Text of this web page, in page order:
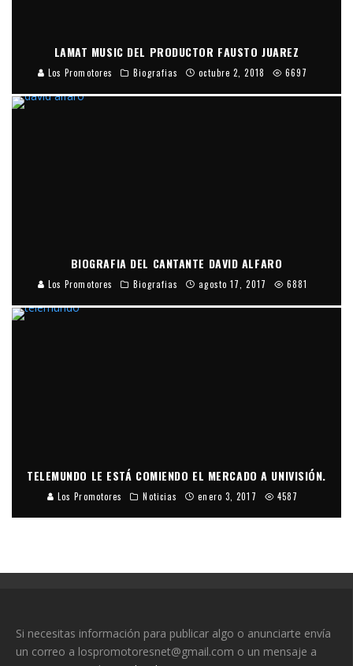
LAMAT MUSIC DEL PRODUCTOR FAUSTO JUAREZ
Los Promotores Biografias octubre 2, 2018 6697
BIOGRAFIA DEL CANTANTE DAVID ALFARO
Los Promotores Biografias agosto 17, 2017 6881
TELEMUNDO LE ESTÁ COMIENDO EL MERCADO A UNIVISIÓN.
Los Promotores Noticias enero 3, 2017 4587
Si necesitas información para publicar algo o anunciarte envía
un correo a lospromotoresnet@gmail.com o un mensaje a